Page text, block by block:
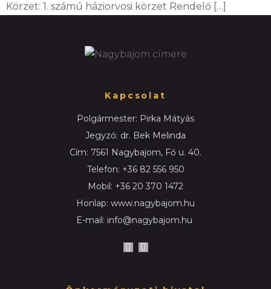
Körzet: 1. számú háziorvosi körzet Rendelő […]
Kapcsolat
Polgármester: Pirka Mátyás
Jegyző: dr. Bek Melinda
Cím: 7561 Nagybajom, Fő u. 40.
Telefon: +36 82 556 950
Mobil: +36 20 370 1472
Honlap: www.nagybajom.hu
E-mail: info@nagybajom.hu